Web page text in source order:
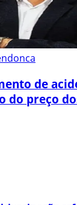
de
do preço